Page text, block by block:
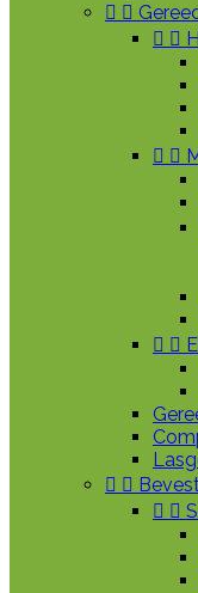
 
 
 
 
 
 